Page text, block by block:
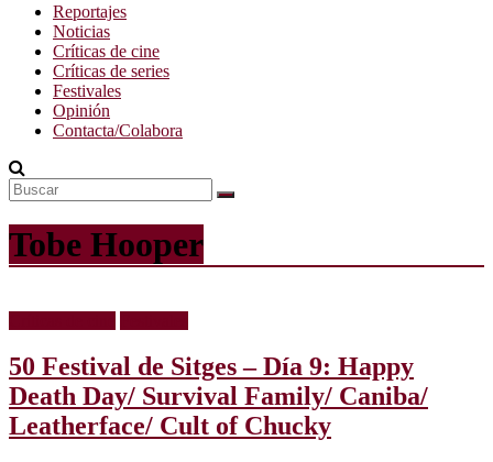
Reportajes
Noticias
Críticas de cine
Críticas de series
Festivales
Opinión
Contacta/Colabora
Tobe Hooper
50 Festival de Sitges – Día 9: Happy
Death Day/ Survival Family/ Caniba/
Leatherface/ Cult of Chucky